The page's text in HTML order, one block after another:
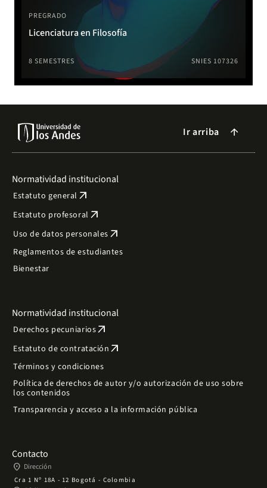
PREGRADO
Licenciatura en Filosofía
8 SEMESTRES SNIES 107326
Ir arriba arrow_forward
Normatividad institucional
Estatuto general arrow_outward
Estatuto profesoral arrow_outward
Uso de datos personales arrow_outward
Reglamentos de estudiantes
Bienestar
Normatividad institucional
Derechos pecuniariosarrow_outward
Estatuto de contratación arrow_outward
Términos y condiciones
Política de derechos de autor y/o autorización de uso sobre
los contenidos
Transparencia y acceso a la información pública
Contacto
place Dirección
Cra 1 Nº 18A - 12 Bogotá - Colombia